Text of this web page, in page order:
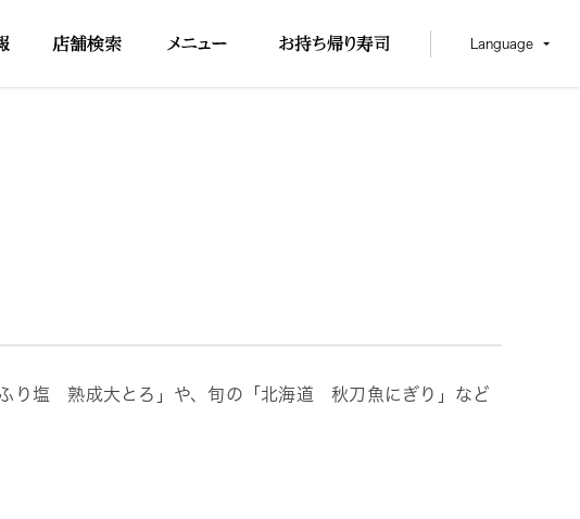
Language
ふり塩 熟成大とろ」や、旬の「北海道 秋刀魚にぎり」など